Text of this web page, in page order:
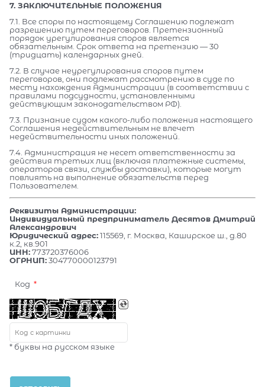
7. ЗАКЛЮЧИТЕЛЬНЫЕ ПОЛОЖЕНИЯ
7.1. Все споры по настоящему Соглашению подлежат
разрешению путем переговоров. Претензионный
порядок урегулирования споров является
обязательным. Срок ответа на претензию — 30
(тридцать) календарных дней.
7.2. В случае неурегулирования споров путем
переговоров, они подлежат рассмотрению в суде по
месту нахождения Администрации (в соответствии с
правилами подсудности, установленными
действующим законодательством РФ).
7.3. Признание судом какого-либо положения настоящего
Соглашения недействительным не влечет
недействительности иных положений.
7.4. Администрация не несет ответственности за
действия третьих лиц (включая платежные системы,
операторов связи, службы доставки), которые могут
повлиять на выполнение обязательств перед
Пользователем.
Реквизиты Администрации:
Индивидуальный предприниматель Десятов Дмитрий
Александрович
Юридический адрес:115569, г. Москва, Каширское ш., д.80
к.2, кв.901
ИНН:773720376006
ОГРНИП:304770000123791
Код
* буквы на русском языке